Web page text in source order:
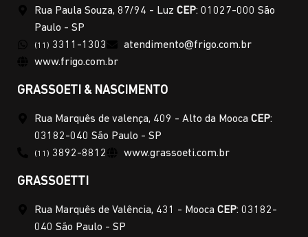
Rua Paula Souza, 87/94 - Luz CEP: 01027-000 São
Paulo - SP
(11) 3311-1303
atendimento@frigo.com.br
www.frigo.com.br
GRASSOETI & NASCIMENTO
Rua Marquês de valença, 409 - Alto da Mooca CEP:
03182-040 São Paulo - SP
(11) 3892-8812 www.grassoeti.com.br
GRASSOETTI
Rua Marquês de Valência, 431 - Mooca CEP: 03182-
040 São Paulo - SP